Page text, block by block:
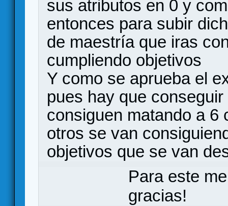
sus atributos en 0 y
entonces para subir
de maestría que iras
cumpliendo objetivos
Y como se aprueba el
pues hay que
consiguen matando a 6
otros se van
objetivos que se van
Para este
gracias!